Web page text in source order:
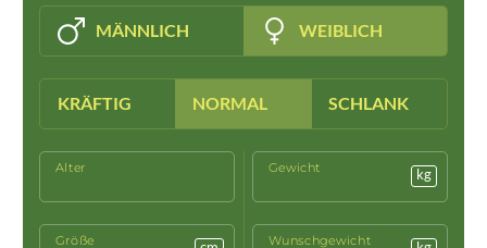
MÄNNLICH WEIBLICH
KRÄFTIG NORMAL SCHLANK
Alter
Größe
Gewicht kg
Wunschgewicht